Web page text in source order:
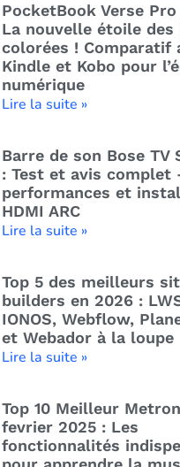
PocketBook Verse
La nouvelle étoile des
colorées ! Comparatif
Kindle et Kobo pour
numérique
Lire la suite »
Barre de son Bose TV
: Test et avis complet
performances et
HDMI ARC
Lire la suite »
Top 5 des meilleurs
builders en 2026 :
IONOS, Webflow,
et Webador à la loupe
Lire la suite »
Top 10 Meilleur
fevrier 2025 : Les
fonctionnalités